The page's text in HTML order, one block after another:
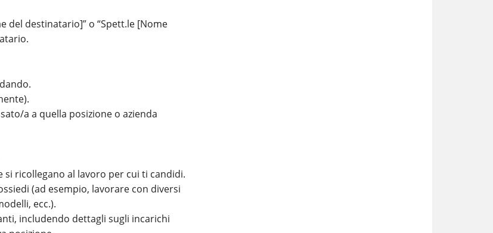
del destinatario]” o “Spett.le [Nome
a a quella posizione o azienda
si ricollegano al lavoro per cui ti candidi.
(ad esempio, lavorare con diversi
ecc.).
includendo dettagli sugli incarichi